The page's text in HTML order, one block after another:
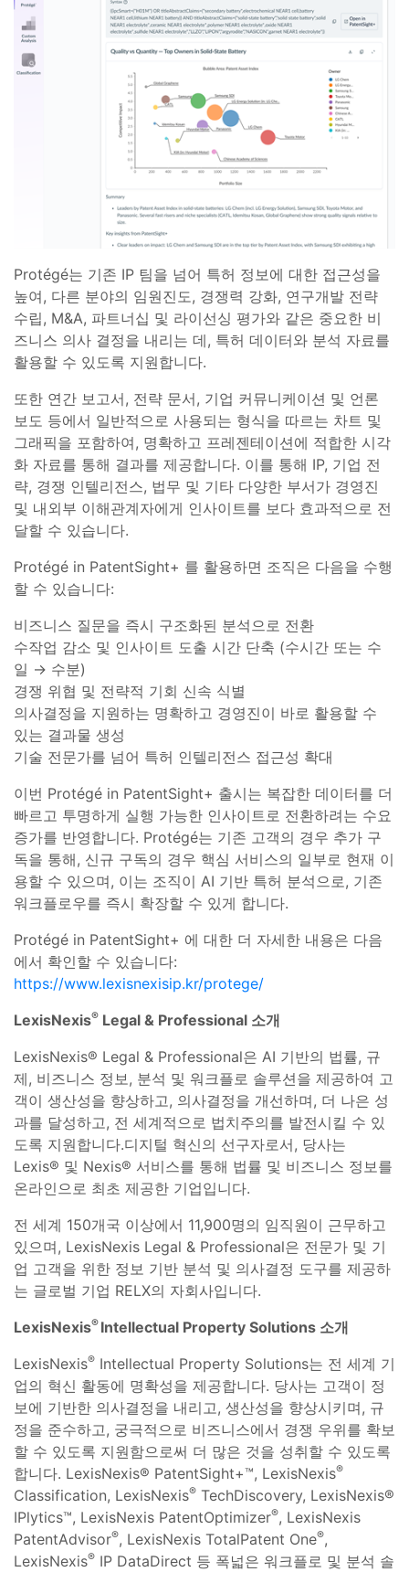
Protégé는 기존 IP 팀을 넘어 특허 정보에 대한 접근성을
높여, 다른 분야의 임원진도, 경쟁력 강화, 연구개발 전략
수립, M&A, 파트너십 및 라이선싱 평가와 같은 중요한 비
즈니스 의사 결정을 내리는 데, 특허 데이터와 분석 자료를
활용할 수 있도록 지원합니다.
또한 연간 보고서, 전략 문서, 기업 커뮤니케이션 및 언론
보도 등에서 일반적으로 사용되는 형식을 따르는 차트 및
그래픽을 포함하여, 명확하고 프레젠테이션에 적합한 시각
화 자료를 통해 결과를 제공합니다. 이를 통해 IP, 기업 전
략, 경쟁 인텔리전스, 법무 및 기타 다양한 부서가 경영진
및 내외부 이해관계자에게 인사이트를 보다 효과적으로 전
달할 수 있습니다.
Protégé in PatentSight+ 를 활용하면 조직은 다음을 수행
할 수 있습니다:
비즈니스 질문을 즉시 구조화된 분석으로 전환
수작업 감소 및 인사이트 도출 시간 단축 (수시간 또는 수
일 → 수분)
경쟁 위협 및 전략적 기회 신속 식별
의사결정을 지원하는 명확하고 경영진이 바로 활용할 수
있는 결과물 생성
기술 전문가를 넘어 특허 인텔리전스 접근성 확대
이번 Protégé in PatentSight+ 출시는 복잡한 데이터를 더
빠르고 투명하게 실행 가능한 인사이트로 전환하려는 수요
증가를 반영합니다. Protégé는 기존 고객의 경우 추가 구
독을 통해, 신규 구독의 경우 핵심 서비스의 일부로 현재 이
용할 수 있으며, 이는 조직이 AI 기반 특허 분석으로, 기존
워크플로우를 즉시 확장할 수 있게 합니다.
Protégé in PatentSight+ 에 대한 더 자세한 내용은 다음
에서 확인할 수 있습니다:
https://www.lexisnexisip.kr/protege/
LexisNexis® Legal & Professional 소개
LexisNexis® Legal & Professional은 AI 기반의 법률, 규
제, 비즈니스 정보, 분석 및 워크플로 솔루션을 제공하여 고
객이 생산성을 향상하고, 의사결정을 개선하며, 더 나은 성
과를 달성하고, 전 세계적으로 법치주의를 발전시킬 수 있
도록 지원합니다.디지털 혁신의 선구자로서, 당사는
Lexis® 및 Nexis® 서비스를 통해 법률 및 비즈니스 정보를
온라인으로 최초 제공한 기업입니다.
전 세계 150개국 이상에서 11,900명의 임직원이 근무하고
있으며, LexisNexis Legal & Professional은 전문가 및 기
업 고객을 위한 정보 기반 분석 및 의사결정 도구를 제공하
는 글로벌 기업 RELX의 자회사입니다.
LexisNexis® Intellectual Property Solutions 소개
LexisNexis® Intellectual Property Solutions는 전 세계 기
업의 혁신 활동에 명확성을 제공합니다. 당사는 고객이 정
보에 기반한 의사결정을 내리고, 생산성을 향상시키며, 규
정을 준수하고, 궁극적으로 비즈니스에서 경쟁 우위를 확보
할 수 있도록 지원함으로써 더 많은 것을 성취할 수 있도록
합니다. LexisNexis® PatentSight+™, LexisNexis®
Classification, LexisNexis® TechDiscovery, LexisNexis®
IPlytics™, LexisNexis PatentOptimizer®, LexisNexis
PatentAdvisor®, LexisNexis TotalPatent One®,
LexisNexis® IP DataDirect 등 폭넓은 워크플로 및 분석 솔